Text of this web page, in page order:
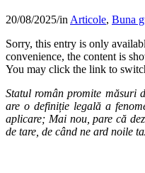
20/08/2025/in Articole, Buna
Sorry, this entry is only
convenience, the content is
You may click the link to
Statul român promite măsuri
are o definiție legală a
aplicare; Mai nou, pare că
de tare, de când ne ard noile